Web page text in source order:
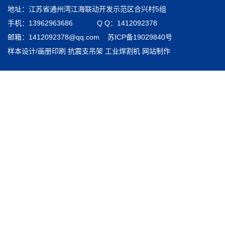
地址：江苏省通州湾江海联动开发示范区合兴村5组
手机：13962963686 Q Q：1412092378
邮箱：1412092378@qq.com 苏ICP备19029840号
样本设计/画册印刷 抗震支吊架 工业焊割机 网站制作